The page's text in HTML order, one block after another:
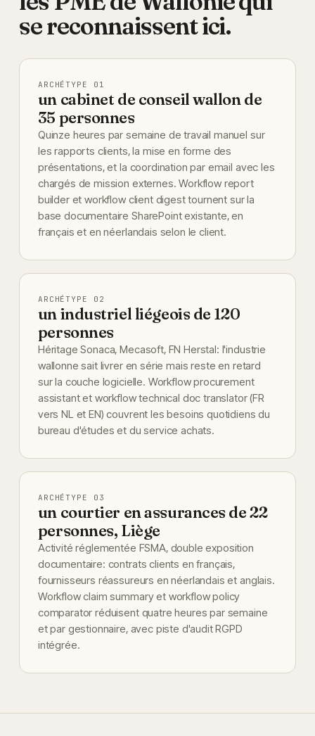
se reconnaissent ici.
ARCHÉTYPE 01
un cabinet de conseil wallon de
35 personnes
Quinze heures par semaine de travail manuel sur
les rapports clients, la mise en forme des
présentations, et la coordination par email avec les
chargés de mission externes. Workflow report
builder et workflow client digest tournent sur la
base documentaire SharePoint existante, en
français et en néerlandais selon le client.
ARCHÉTYPE 02
un industriel liégeois de 120
personnes
Héritage Sonaca, Mecasoft, FN Herstal: l'industrie
wallonne sait livrer en série mais reste en retard
sur la couche logicielle. Workflow procurement
assistant et workflow technical doc translator (FR
vers NL et EN) couvrent les besoins quotidiens du
bureau d'études et du service achats.
ARCHÉTYPE 03
un courtier en assurances de 22
personnes, Liège
Activité réglementée FSMA, double exposition
documentaire: contrats clients en français,
fournisseurs réassureurs en néerlandais et anglais.
Workflow claim summary et workflow policy
comparator réduisent quatre heures par semaine
et par gestionnaire, avec piste d'audit RGPD
intégrée.